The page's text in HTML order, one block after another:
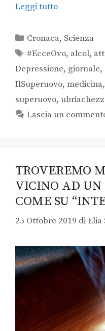
Leggi tutto
Cronaca, Scienza
#EcceOvo, alcol,
Depressione, giornale,
IlSuperuovo, medicina,
superuovo,
Lascia un
TROVEREMO
VICINO AD UN
COME SU
25 Ottobre 2019 diElia